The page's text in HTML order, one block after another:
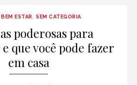
ESTAR ,SEM CATEGORIA
poderosas para
que você pode fazer
em casa